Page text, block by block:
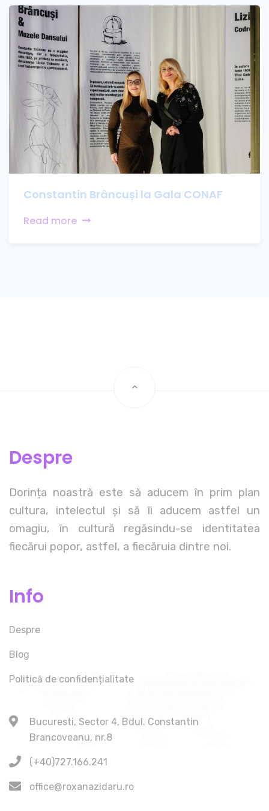
Constantin Brâncuși la Gala CONAF
Read more
Despre
Dorința noastră este să aducem în prim plan
cultura, intelectul și să îi aducem astfel un
omagiu, în cultură regăsindu-se identitatea
fiecărui popor, astfel, a fiecăruia dintre noi.
Info
Despre
Blog
Politică de confidențialitate
Bucuresti, Sector 4, Bdul. Constantin
Brancoveanu, nr.8
(+40)727.166.241
office@roxanazidaru.ro